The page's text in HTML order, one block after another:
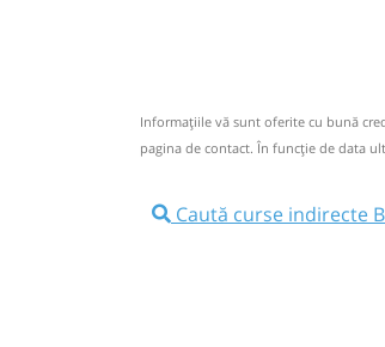
Circulă doar luni, marți,
Nu a circulat?Semnalați
Informaţiile vă sunt oferite cu bună
pagina de contact. În funcție de data
Caută curse indirecte